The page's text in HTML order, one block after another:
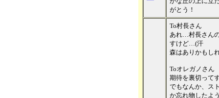
がとう！
To村長さん
あれ…村長さん
すけど…(汗
森はありかもし
Toオレガノさん
期待を裏切って
でもなんか、ス
か忘れ物したよ